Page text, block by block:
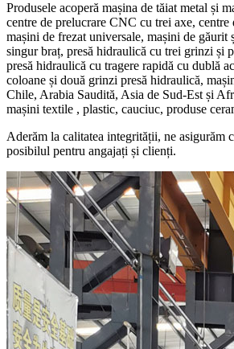
Produsele acoperă mașina de tăiat metal și
centre de prelucrare CNC cu trei axe,
mașini de frezat universale, mașini de
singur braț, presă hidraulică cu trei grinzi și
presă hidraulică cu tragere rapidă cu dublă
coloane și două grinzi presă hidraulică,
Chile, Arabia Saudită, Asia de Sud-Est și
mașini textile , plastic, cauciuc, produse
Aderăm la calitatea integrității, ne asigurăm
posibilul pentru angajați și clienți.